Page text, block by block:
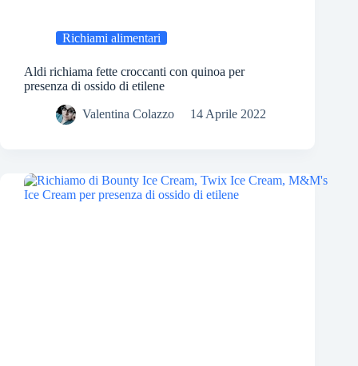
Richiami alimentari
Aldi richiama fette croccanti con quinoa per
presenza di ossido di etilene
Valentina Colazzo 14 Aprile 2022